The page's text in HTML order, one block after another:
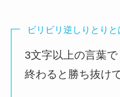
ビリビリ逆しりとりと
3文字以上の言葉
終わると勝ち抜け